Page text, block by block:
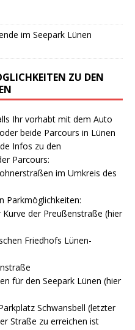
im Seepark Lünen
ZU DEN
Ihr vorhabt mit dem Auto
beide Parcours in Lünen
Infos zu den
Parcours:
im Umkreis des
Parkmöglichkeiten:
der Preußenstraße (hier
Friedhofs Lünen-
für den Seepark Lünen (hier
Schwansbell (letzter
Straße zu erreichen ist